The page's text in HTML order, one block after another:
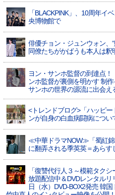
「BLACKPINK」、10周年
央博物館で
俳優チョン・ジュンウォン、
同僚たちがかばうも本人は釈
ヨン・サンホ監督の到達点
ンホ監督が裏側を明かす 制
サンホの世界の源流に出会え
<トレンドブログ>「ハッピ
ンが自身の白血病闘病につい
≪中華ドラマNOW≫「蜀紅錦
に翻弄される季英英＝あらす
「復讐代行人３～模範タク
放題配信中＆DVDレンタル
日（水）DVD-BOX2発売 韓